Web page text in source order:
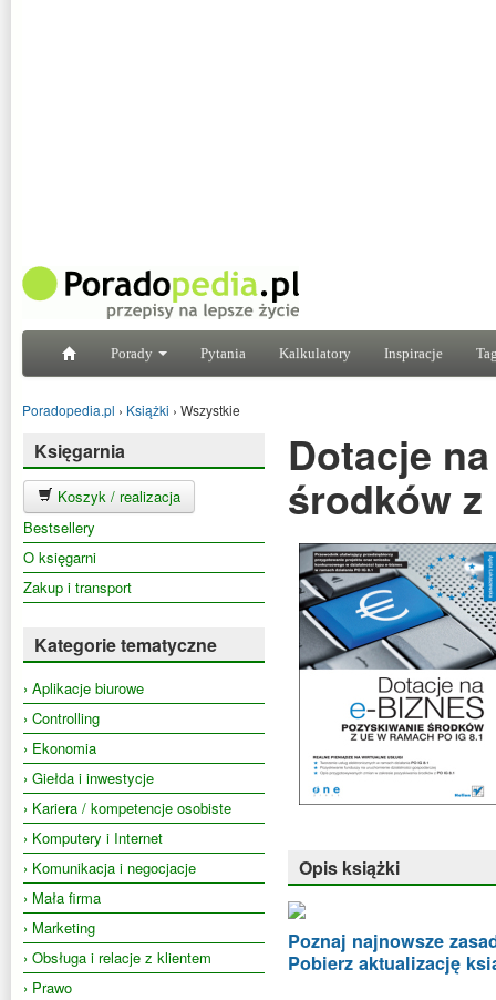
Porady Pytania Kalkulatory Inspiracje
Poradopedia.pl › Książki › Wszystkie
Księgarnia
Koszyk / realizacja
Bestsellery
O księgarni
Zakup i transport
Kategorie tematyczne
› Aplikacje biurowe
› Controlling
› Ekonomia
› Giełda i inwestycje
› Kariera / kompetencje osobiste
› Komputery i Internet
› Komunikacja i negocjacje
› Mała firma
› Marketing
› Obsługa i relacje z klientem
› Prawo
Dotacje
środków z
Opis książki
Poznaj najnowsze
Pobierz aktualizację